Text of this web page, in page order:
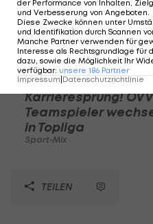
Karrieresprung!
Teamspieler
in Topliga
Sport-Mix
TEILEN
der Performance von Inhalten,
und Verbesserung von Angeboten.
Diese Zwecke können unter
und Identifikation durch Scannen
Manche Partner verwenden für
Interesse als Rechtsgrundlage für
dazu, sowie die Möglichkeit Ihr
verfügbar: unsere 186 Partner
Impressum Datenschutzrichtlinie